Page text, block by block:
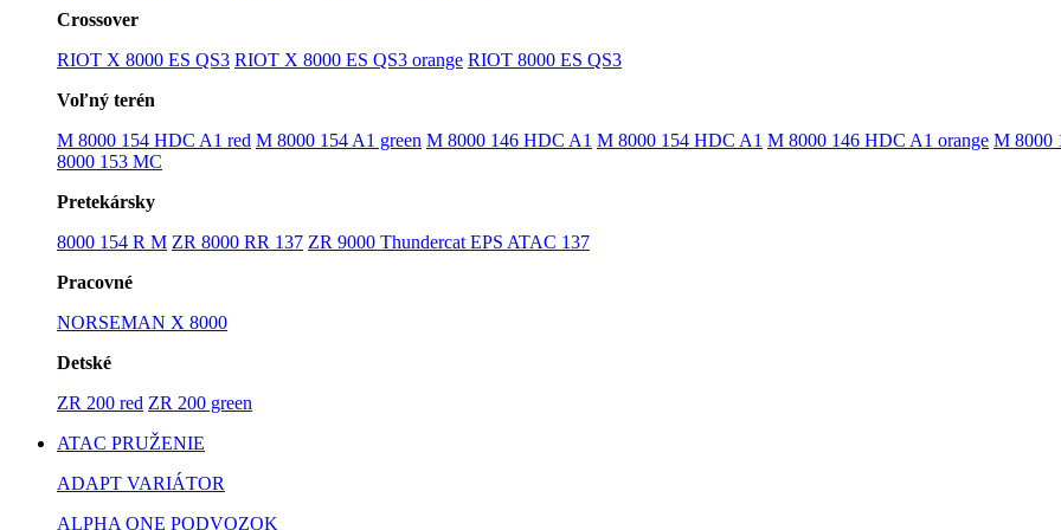
Crossover
RIOT X 8000 ES QS3 RIOT X 8000 ES QS3 orange RIOT 8000 ES QS3
Voľný terén
M 8000 154 HDC A1 red M 8000 154 A1 green M 8000 146 HDC A1 M 8000 154 HDC A1 M 8000 146 HDC A1 orange M 8000
8000 153 MC
Pretekársky
8000 154 R M ZR 8000 RR 137 ZR 9000 Thundercat EPS ATAC 137
Pracovné
NORSEMAN X 8000
Detské
ZR 200 red ZR 200 green
ATAC PRUŽENIE
ADAPT VARIÁTOR
ALPHA ONE PODVOZOK